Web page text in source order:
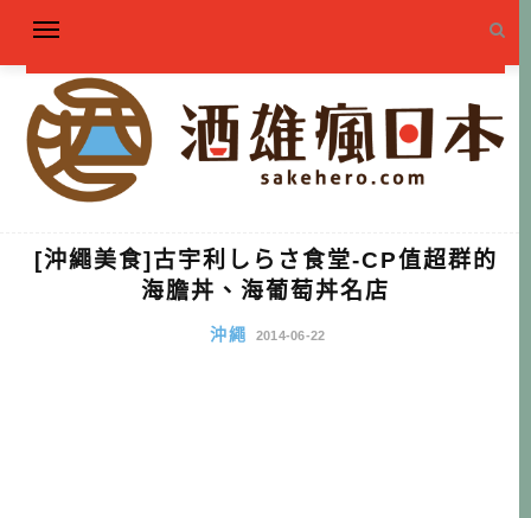
[沖繩美食]古宇利しらさ食堂-CP值超群的
海膽丼、海葡萄丼名店
沖繩 2014-06-22